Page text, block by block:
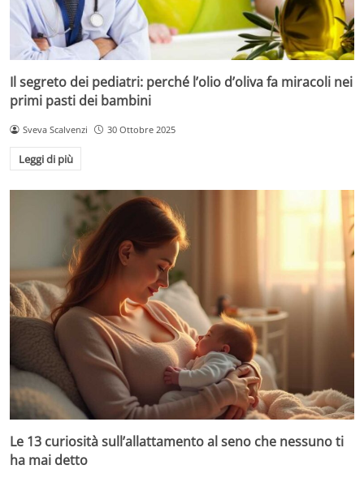
Il segreto dei pediatri: perché l’olio d’oliva fa miracoli nei
primi pasti dei bambini
Sveva Scalvenzi 30 Ottobre 2025
Leggi di più
Le 13 curiosità sull’allattamento al seno che nessuno ti
ha mai detto